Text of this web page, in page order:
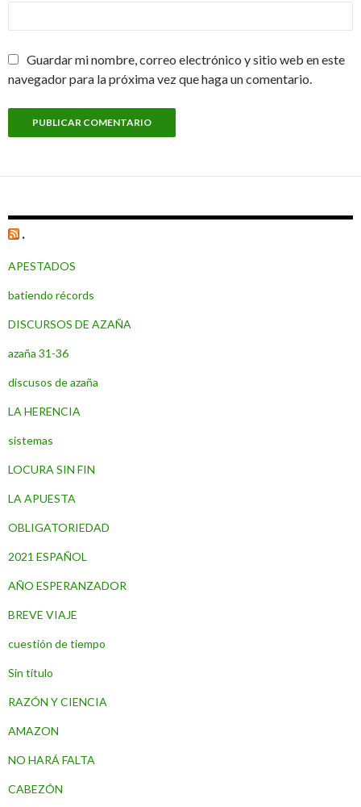
Guardar mi nombre, correo electrónico y sitio web en este
navegador para la próxima vez que haga un comentario.
.
APESTADOS
batiendo récords
DISCURSOS DE AZAÑA
azaña 31-36
discusos de azaña
LA HERENCIA
sistemas
LOCURA SIN FIN
LA APUESTA
OBLIGATORIEDAD
2021 ESPAÑOL
AÑO ESPERANZADOR
BREVE VIAJE
cuestión de tiempo
Sin título
RAZÓN Y CIENCIA
AMAZON
NO HARÁ FALTA
CABEZÓN